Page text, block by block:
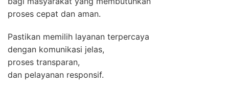
proses cepat dan aman.
Pastikan memilih layanan terpercaya
dengan komunikasi jelas,
proses transparan,
dan pelayanan responsif.